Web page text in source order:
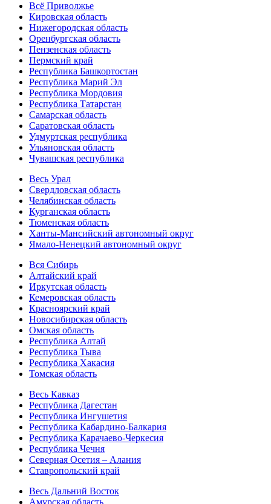
Всё Приволжье
Кировская область
Нижегородская область
Оренбургская область
Пензенская область
Пермский край
Республика Башкортостан
Республика Марий Эл
Республика Мордовия
Республика Татарстан
Самарская область
Саратовская область
Удмуртская республика
Ульяновская область
Чувашская республика
Весь Урал
Свердловская область
Челябинская область
Курганская область
Тюменская область
Ханты-Мансийский автономный округ
Ямало-Ненецкий автономный округ
Вся Сибирь
Алтайский край
Иркутская область
Кемеровская область
Красноярский край
Новосибирская область
Омская область
Республика Алтай
Республика Тыва
Республика Хакасия
Томская область
Весь Кавказ
Республика Дагестан
Республика Ингушетия
Республика Кабардино-Балкария
Республика Карачаево-Черкесия
Республика Чечня
Северная Осетия – Алания
Ставропольский край
Весь Дальний Восток
Амурская область